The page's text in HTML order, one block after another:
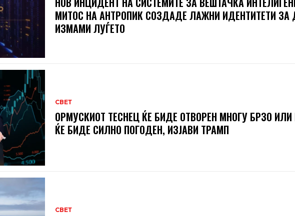
МИТОС НА АНТРОПИК СОЗДАДЕ ЛАЖНИ ИДЕНТИТЕТИ ЗА
ИЗМАМИ ЛУЃЕТО
СВЕТ
ОРМУСКИОТ ТЕСНЕЦ ЌЕ БИДЕ ОТВОРЕН МНОГУ БРЗО ИЛИ
ЌЕ БИДЕ СИЛНО ПОГОДЕН, ИЗЈАВИ ТРАМП
СВЕТ